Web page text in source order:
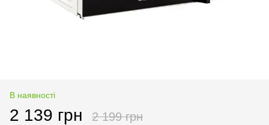
В наявності
2 139 грн 2 199 грн